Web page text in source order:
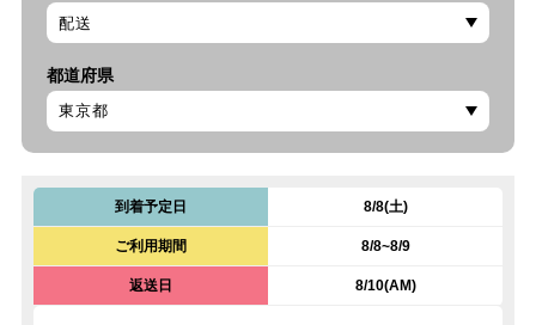
都道府県
到着予定日 8/8(土)
ご利用期間 8/8~8/9
返送日 8/10(AM)